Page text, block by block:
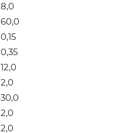
8,0
60,0
0,15
0,35
12,0
2,0
30,0
2,0
2,0